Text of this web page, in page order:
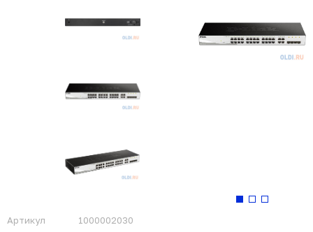
Артикул
1000002030